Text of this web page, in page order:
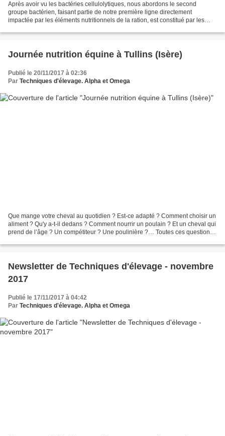
Après avoir vu les bactéries cellulolytiques, nous abordons le second
groupe bactérien, faisant partie de notre première ligne directement
impactée par les éléments nutritionnels de la ration, est constitué par les
Journée nutrition équine à Tullins (Isère)
Publié le 20/11/2017 à 02:36
Par Techniques d'élevage. Alpha et Omega
Que mange votre cheval au quotidien ? Est-ce adapté ? Comment choisir un
aliment ? Qu'y a-t-il dedans ? Comment nourrir un poulain ? Et un cheval qui
prend de l’âge ? Un compétiteur ? Une poulinière ?… Toutes ces questions,
Newsletter de Techniques d'élevage - novembre
2017
Publié le 17/11/2017 à 04:42
Par Techniques d'élevage. Alpha et Omega